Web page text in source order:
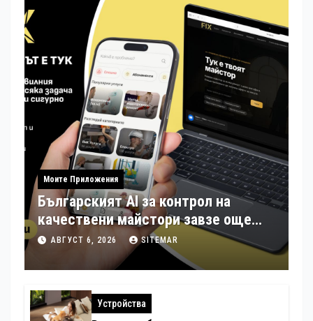
Моите Приложения
Българският AI за контрол на
качествени майстори завзе още
шест страни в Европа
АВГУСТ 6, 2026 SITEMAR
Устройства